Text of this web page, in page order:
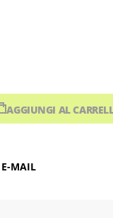
AGGIUNGI AL
E-MAIL